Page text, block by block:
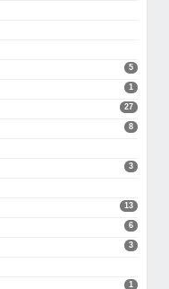
5
1
27
8
3
13
6
3
1